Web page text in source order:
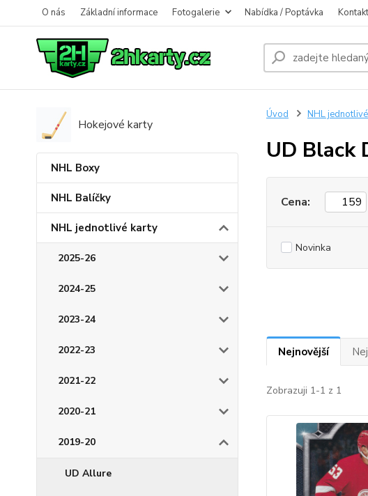
O nás Základní informace Fotogalerie Nabídka / Poptávka
Hokejové karty
NHL Boxy
NHL Balíčky
NHL jednotlivé karty
2025-26
2024-25
2023-24
2022-23
2021-22
2020-21
2019-20
UD Allure
Úvod NHL
UD Black
Cena:
Novinka
Nejnovější
Zobrazuji 1-1 z 1